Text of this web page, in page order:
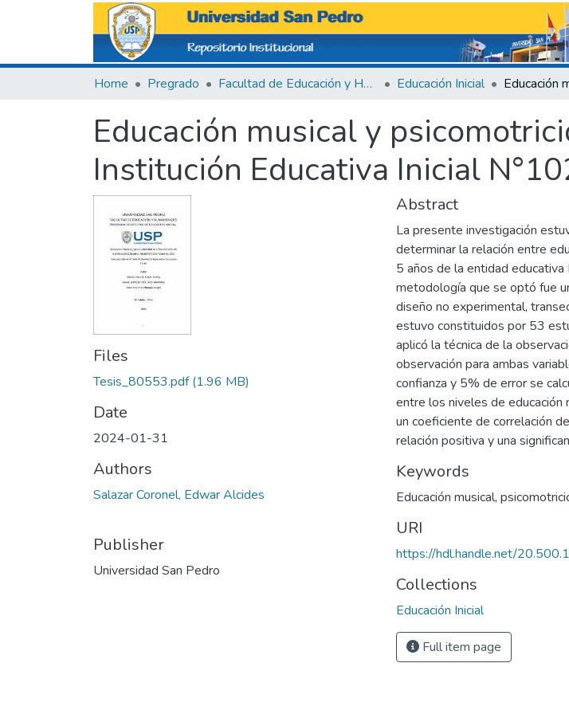
Home Pregrado Facultad de Educación y Humanidades Educación Inicial
Educación musical y
Institución Educativa Inicial
Files
Tesis_80553.pdf(1.96 MB)
Date
2024-01-31
Authors
Salazar Coronel, Edwar Alcides
Publisher
Universidad San Pedro
Abstract
La presente investigación
determinar la relación entre
5 años de la entidad
metodología que se optó fue
diseño no experimental,
estuvo constituidos por 53
aplicó la técnica de la
observación para ambas
confianza y 5% de error se
entre los niveles de
un coeficiente de correlación
relación positiva y una
Keywords
Educación musical,
URI
https://hdl.handle.net/
Collections
Educación Inicial
Full item page